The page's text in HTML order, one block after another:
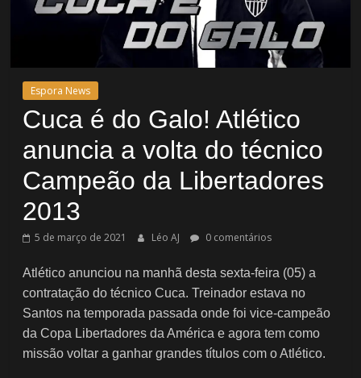
Espora News
Cuca é do Galo! Atlético
anuncia a volta do técnico
Campeão da Libertadores
2013
5 de março de 2021 Léo AJ 0 comentários
Atlético anunciou na manhã desta sexta-feira (05) a
contratação do técnico Cuca. Treinador estava no
Santos na temporada passada onde foi vice-campeão
da Copa Libertadores da América e agora tem como
missão voltar a ganhar grandes títulos com o Atlético.